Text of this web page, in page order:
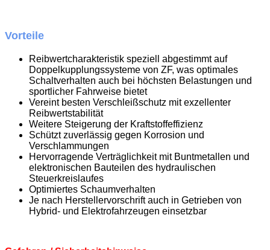
Vorteile
Reibwertcharakteristik speziell abgestimmt auf
Doppelkupplungssysteme von ZF, was optimales
Schaltverhalten auch bei höchsten Belastungen und
sportlicher Fahrweise bietet
Vereint besten Verschleißschutz mit exzellenter
Reibwertstabilität
Weitere Steigerung der Kraftstoffeffizienz
Schützt zuverlässig gegen Korrosion und
Verschlammungen
Hervorragende Verträglichkeit mit Buntmetallen und
elektronischen Bauteilen des hydraulischen
Steuerkreislaufes
Optimiertes Schaumverhalten
Je nach Herstellervorschrift auch in Getrieben von
Hybrid- und Elektrofahrzeugen einsetzbar